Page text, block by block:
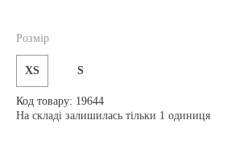
Розмір
XS S
Код товару: 19644
На складі залишилась тільки 1 одиниця